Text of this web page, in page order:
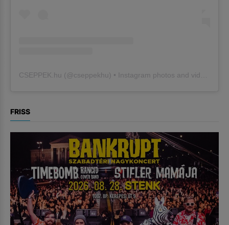
CSEPPEK.hu (@cseppekhu ) • Instagram photos and videos
FRISS